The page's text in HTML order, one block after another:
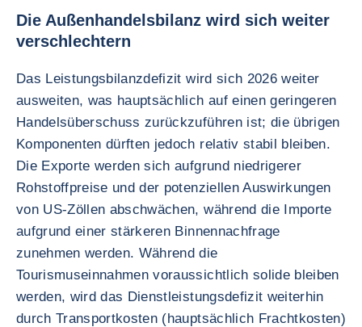
Die Außenhandelsbilanz wird sich weiter
verschlechtern
Das Leistungsbilanzdefizit wird sich 2026 weiter
ausweiten, was hauptsächlich auf einen geringeren
Handelsüberschuss zurückzuführen ist; die übrigen
Komponenten dürften jedoch relativ stabil bleiben.
Die Exporte werden sich aufgrund niedrigerer
Rohstoffpreise und der potenziellen Auswirkungen
von US-Zöllen abschwächen, während die Importe
aufgrund einer stärkeren Binnennachfrage
zunehmen werden. Während die
Tourismuseinnahmen voraussichtlich solide bleiben
werden, wird das Dienstleistungsdefizit weiterhin
durch Transportkosten (hauptsächlich Frachtkosten)